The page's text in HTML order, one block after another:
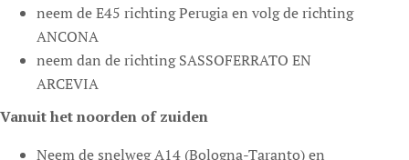
neem de E45 richting Perugia en volg de richting
ANCONA
neem dan de richting SASSOFERRATO EN
ARCEVIA
Vanuit het noorden of zuiden
Neem de snelweg A14 (Bologna-Taranto) en